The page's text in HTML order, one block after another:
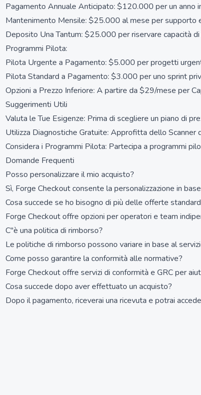
Pagamento Annuale Anticipato: $120.000 per un anno
Mantenimento Mensile: $25.000 al mese per supporto
Deposito Una Tantum: $25.000 per riservare capacità
Programmi Pilota:
Pilota Urgente a Pagamento: $5.000 per progetti
Pilota Standard a Pagamento: $3.000 per uno sprint
Opzioni a Prezzo Inferiore: A partire da $29/mese per
Suggerimenti Utili
Valuta le Tue Esigenze: Prima di scegliere un piano di
Utilizza Diagnostiche Gratuite: Approfitta dello Scanner
Considera i Programmi Pilota: Partecipa a programmi
Domande Frequenti
Posso personalizzare il mio acquisto?
Sì, Forge Checkout consente la personalizzazione in
Cosa succede se ho bisogno di più delle offerte
Forge Checkout offre opzioni per operatori e team
C''è una politica di rimborso?
Le politiche di rimborso possono variare in base al
Come posso garantire la conformità alle normative?
Forge Checkout offre servizi di conformità e GRC per
Cosa succede dopo aver effettuato un acquisto?
Dopo il pagamento, riceverai una ricevuta e potrai